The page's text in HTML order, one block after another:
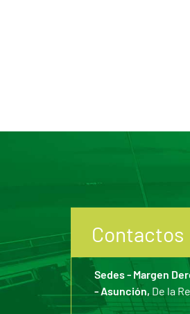
Contactos
Sedes - Margen
- Asunción, De la